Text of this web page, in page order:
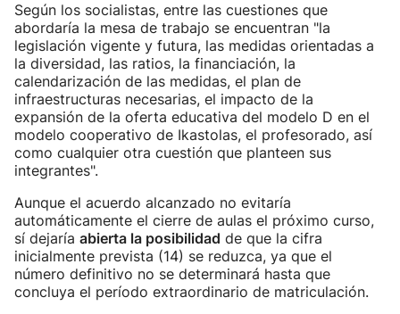
Según los socialistas, entre las cuestiones que
abordaría la mesa de trabajo se encuentran "la
legislación vigente y futura, las medidas orientadas a
la diversidad, las ratios, la financiación, la
calendarización de las medidas, el plan de
infraestructuras necesarias, el impacto de la
expansión de la oferta educativa del modelo D en el
modelo cooperativo de Ikastolas, el profesorado, así
como cualquier otra cuestión que planteen sus
integrantes".
Aunque el acuerdo alcanzado no evitaría
automáticamente el cierre de aulas el próximo curso,
sí dejaría abierta la posibilidad de que la cifra
inicialmente prevista (14) se reduzca, ya que el
número definitivo no se determinará hasta que
concluya el período extraordinario de matriculación.